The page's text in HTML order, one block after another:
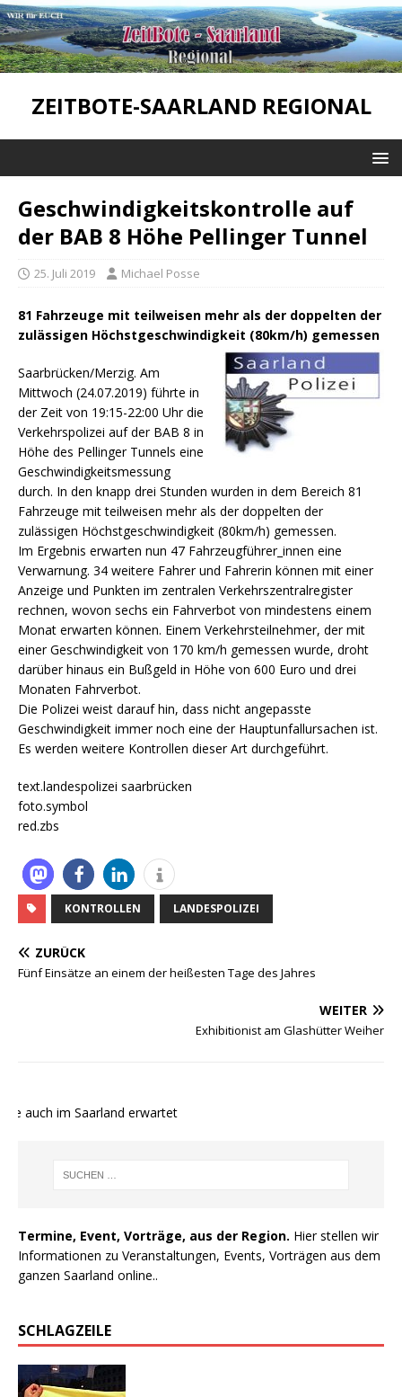
ZEITBOTE-SAARLAND REGIONAL
Geschwindigkeitskontrolle auf
der BAB 8 Höhe Pellinger Tunnel
25. Juli 2019 Michael Posse
81 Fahrzeuge mit teilweisen mehr als der doppelten der
zulässigen Höchstgeschwindigkeit (80km/h) gemessen
Saarbrücken/Merzig. Am
Mittwoch (24.07.2019) führte in
der Zeit von 19:15-22:00 Uhr die
Verkehrspolizei auf der BAB 8 in
Höhe des Pellinger Tunnels eine
Geschwindigkeitsmessung
durch. In den knapp drei Stunden wurden in dem Bereich 81
Fahrzeuge mit teilweisen mehr als der doppelten der
zulässigen Höchstgeschwindigkeit (80km/h) gemessen.
Im Ergebnis erwarten nun 47 Fahrzeugführer_innen eine
Verwarnung. 34 weitere Fahrer und Fahrerin können mit einer
Anzeige und Punkten im zentralen Verkehrszentralregister
rechnen, wovon sechs ein Fahrverbot von mindestens einem
Monat erwarten können. Einem Verkehrsteilnehmer, der mit
einer Geschwindigkeit von 170 km/h gemessen wurde, droht
darüber hinaus ein Bußgeld in Höhe von 600 Euro und drei
Monaten Fahrverbot.
Die Polizei weist darauf hin, dass nicht angepasste
Geschwindigkeit immer noch eine der Hauptunfallursachen ist.
Es werden weitere Kontrollen dieser Art durchgeführt.
text.landespolizei saarbrücken
foto.symbol
red.zbs
KONTROLLEN LANDESPOLIZEI
ZURÜCK
Fünf Einsätze an einem der heißesten Tage des Jahres
WEITER
Exhibitionist am Glashütter Weiher
auch im Saarland erwartet
Termine, Event, Vorträge, aus der Region. Hier stellen wir
Informationen zu Veranstaltungen, Events, Vorträgen aus dem
ganzen Saarland online..
SCHLAGZEILE